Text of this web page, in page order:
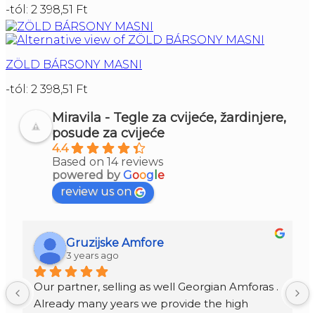
-tól: 2 398,51 Ft
ZÖLD BÁRSONY MASNI
-tól: 2 398,51 Ft
Miravila - Tegle za cvijeće, žardinjere,
posude za cvijeće
4.4
Based on 14 reviews
powered byGoog e
review us on
Gruzijske Amfore
3 years ago
Our partner, selling as well Georgian Amforas .
Already many years we provide the high